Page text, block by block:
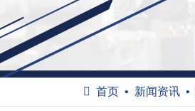
首页 新闻资讯